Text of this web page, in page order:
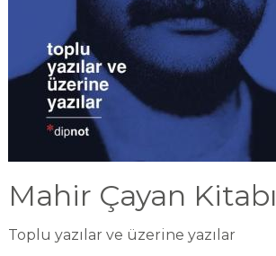
Mahir Çayan Kitabı
Toplu yazılar ve üzerine yazılar